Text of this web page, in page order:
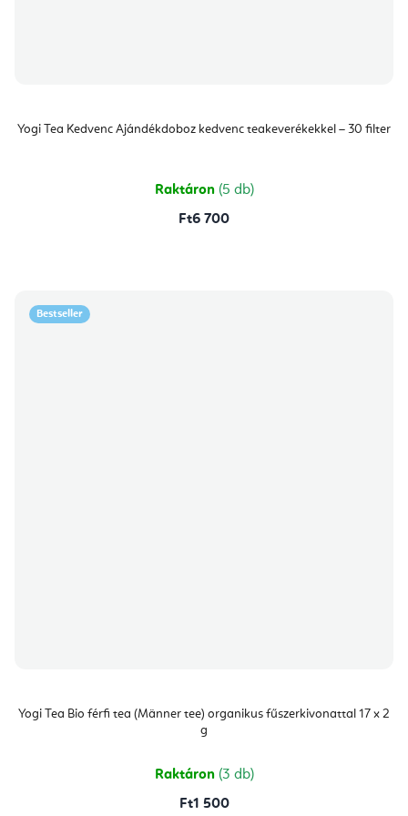
Yogi Tea Kedvenc Ajándékdoboz kedvenc teakeverékekkel – 30 filter
Raktáron (5 db)
Ft6 700
Bestseller
Yogi Tea Bio férfi tea (Männer tee) organikus fűszerkivonattal 17 x 2
g
Raktáron (3 db)
Ft1 500